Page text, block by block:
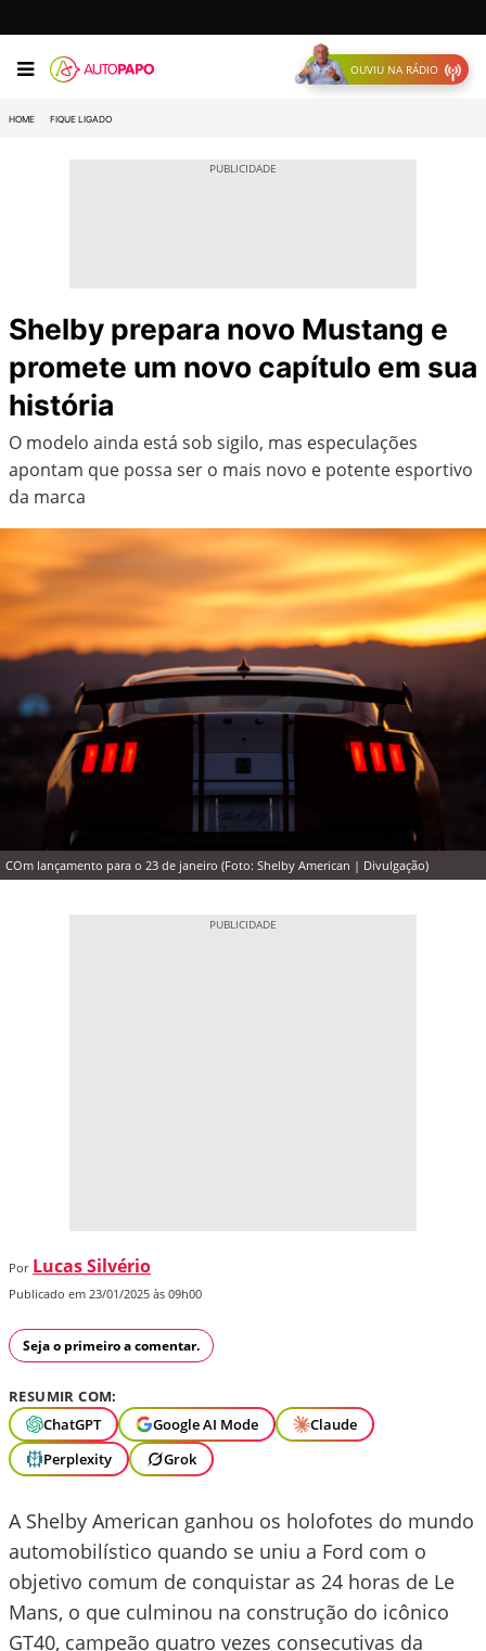
OUVIU NA RÁDIO
HOME FIQUE LIGADO
Shelby prepara novo Mustang e
promete um novo capítulo em sua
história
O modelo ainda está sob sigilo, mas especulações
apontam que possa ser o mais novo e potente esportivo
da marca
COm lançamento para o 23 de janeiro (Foto: Shelby American | Divulgação)
Por Lucas Silvério
Publicado em 23/01/2025 às 09h00
Seja o primeiro a comentar.
RESUMIR COM:
ChatGPT
Google AI Mode
Claude
Perplexity
Grok
A Shelby American ganhou os holofotes do mundo
automobilístico quando se uniu a Ford com o
objetivo comum de conquistar as 24 horas de Le
Mans, o que culminou na construção do icônico
GT40, campeão quatro vezes consecutivas da